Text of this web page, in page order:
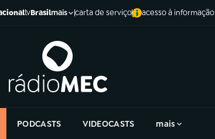
tvBrasilmais carta de serviço acesso à informação
PODCASTS VIDEOCASTS mais